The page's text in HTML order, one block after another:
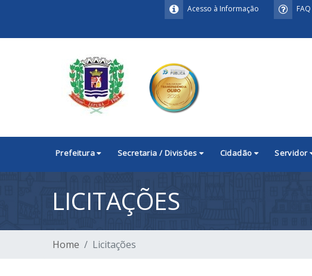
FAQ
Acesso à Informação
Prefeitura Secretaria / Divisões Cidadão Servidor
LICITAÇÕES
Home Licitações